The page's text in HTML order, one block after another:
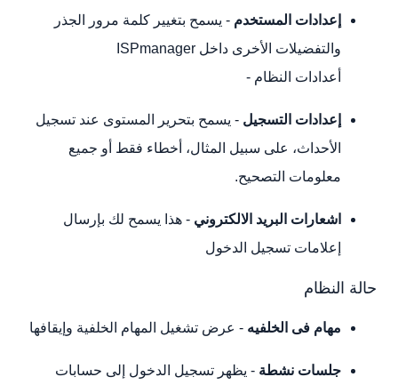
إعدادات المستخدم - يسمح بتغيير كلمة مرور الجذر
والتفضيلات الأخرى داخل ISPmanager
أعدادات النظام -
إعدادات التسجيل - يسمح بتحرير المستوى عند تسجيل
الأحداث، على سبيل المثال، أخطاء فقط أو جميع
معلومات التصحيح.
اشعارات البريد الالكتروني - هذا يسمح لك بإرسال
إعلامات تسجيل الدخول
حالة النظام
مهام فى الخلفيه - عرض تشغيل المهام الخلفية وإيقافها
جلسات نشطة - يظهر تسجيل الدخول إلى حسابات